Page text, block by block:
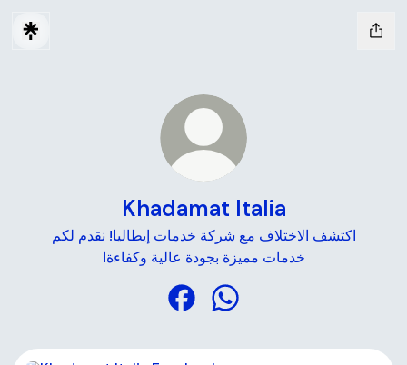
Khadamat Italia
اكتشف الاختلاف مع شركة خدمات إيطاليا! نقدم لكم
خدمات مميزة بجودة عالية وكفاءةا
Facebook